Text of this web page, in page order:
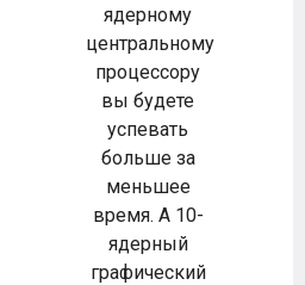
ядерному
центральному
процессору
вы будете
успевать
больше за
меньшее
время. А 10-
ядерный
графический